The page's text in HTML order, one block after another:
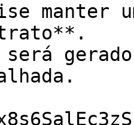
manter
gerado